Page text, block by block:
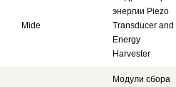
Mide
энергии Piezo
Transducer and
Energy
Harvester
Модули сбора